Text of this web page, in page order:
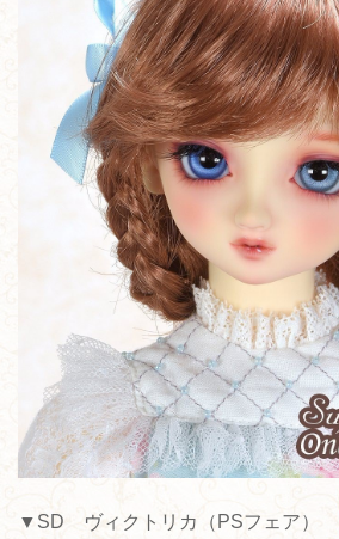
▼SD ヴィクトリカ（PSフェア）